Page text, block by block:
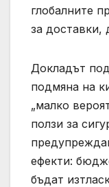
глобалните
за доставки,
Докладът
подмяна на
„малко
ползи за
ефекти:
бъдат